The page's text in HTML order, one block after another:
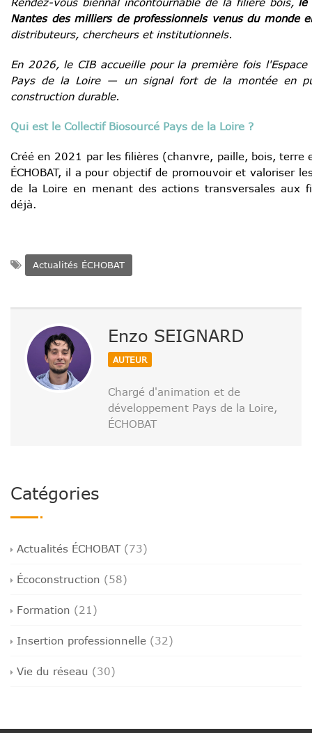
Nantes des milliers de professionnels venus du monde
distributeurs, chercheurs et institutionnels.
En 2026, le CIB accueille pour la première fois
Pays de la Loire — un signal fort de la montée en
construction durable.
Qui est le Collectif Biosourcé Pays de la Loire ?
Créé en 2021 par les filières (chanvre, paille, bois, terre
ÉCHOBAT, il a pour objectif de promouvoir et valoriser
de la Loire en menant des actions transversales aux
déjà.
Actualités ÉCHOBAT
Enzo SEIGNARD
AUTEUR
Chargé d'animation et de
développement Pays de la Loire,
ÉCHOBAT
Catégories
Actualités ÉCHOBAT(73)
Écoconstruction (58)
Formation (21)
Insertion professionnelle (32)
Vie du réseau (30)